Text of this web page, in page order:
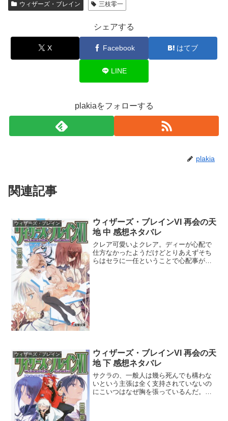
ウィザーズ・ブレイン 三枝零一
シェアする
X Facebook はてブ
LINE
plakiaをフォローする
plakia
関連記事
ウィザーズ・ブレイン
ウィザーズ・ブレインVI 再会の天
地 中 感想ネタバレ
クレア可愛いよクレア。ディーが心配で
仕方なかったようだけどとりあえずそち
らはセラに一任ということで心配事が一
ウィザーズ・ブレイン
ウィザーズ・ブレインVI 再会の天
地 下 感想ネタバレ
サクラの、一般人は幾ら死んでも構わな
いという主張は全く支持されていないの
にこいつはなぜ胸を張っているんだ。ア